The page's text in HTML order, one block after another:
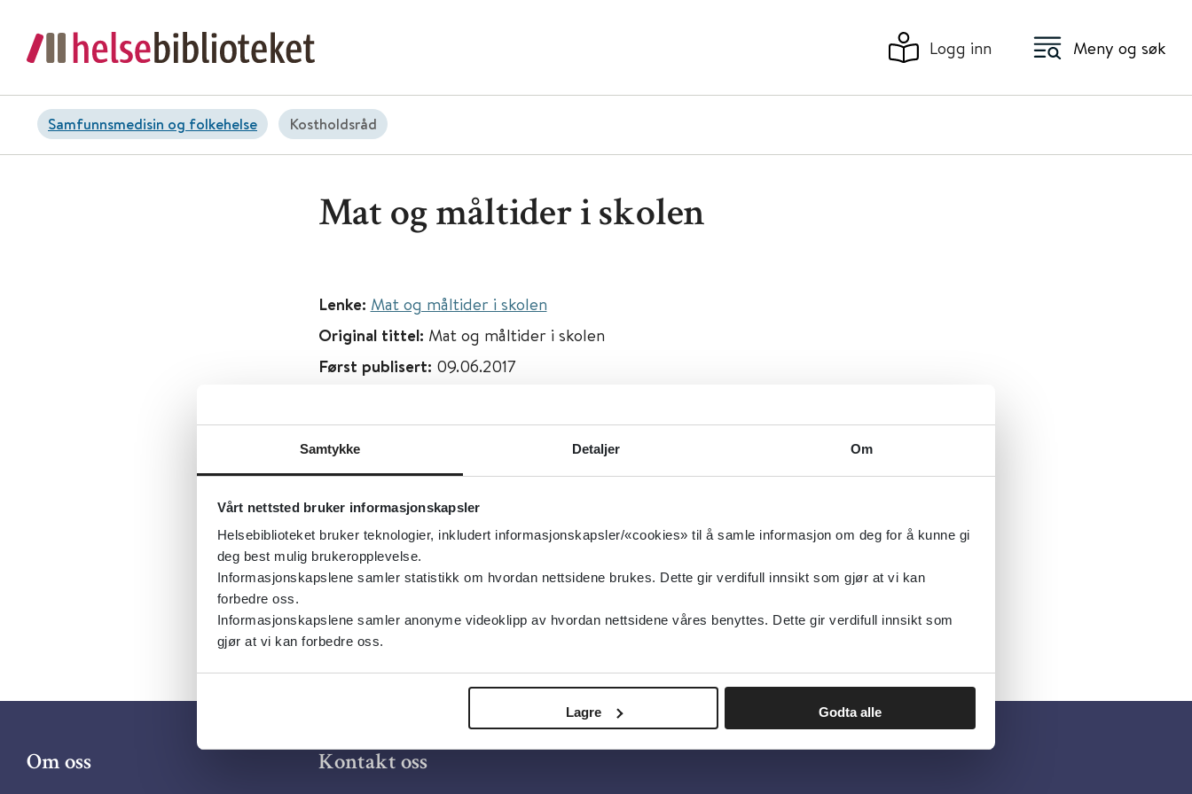
Samtykke Detaljer Om
Vårt nettsted bruker informasjonskapsler
Helsebiblioteket bruker teknologier, inkludert informasjonskapsler/«cookies» til å samle informasjon om deg for å kunne gi
deg best mulig brukeropplevelse.
Informasjonskapslene samler statistikk om hvordan nettsidene brukes. Dette gir verdifull innsikt som gjør at vi kan
forbedre oss.
Informasjonskapslene samler anonyme videoklipp av hvordan nettsidene våres benyttes. Dette gir verdifull innsikt som
gjør at vi kan forbedre oss.
Lagre Godta alle
Logg inn Meny og søk
Samfunnsmedisin og folkehelse Kostholdsråd
Mat og måltider i skolen
Lenke: Mat og måltider i skolen
Original tittel: Mat og måltider i skolen
Først publisert: 09.06.2017
Tema:Samfunnsmedisin og folkehelse, Kostholdsråd
Emner:
Helsedirektoratet
Språk:Norsk
Om oss Kontakt oss